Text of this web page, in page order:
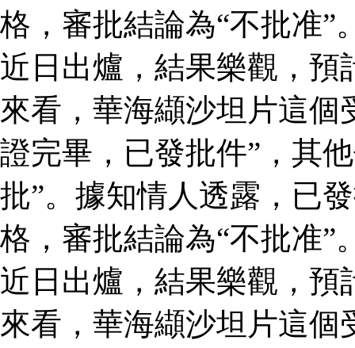
格，審批結論為“不批准”
近日出爐，結果樂觀，預
來看，華海纈沙坦片這個
證完畢，已發批件”，其
批”。據知情人透露，已
格，審批結論為“不批准”
近日出爐，結果樂觀，預
來看，華海纈沙坦片這個